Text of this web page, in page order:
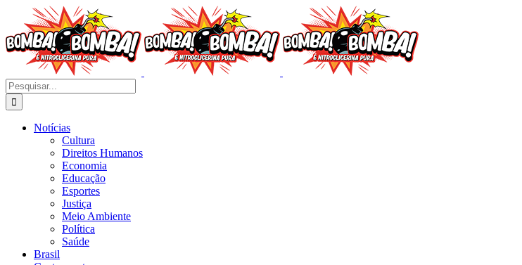
o
conteúdo
Buscar
resultados
para:
Notícias
Cultura
Direitos Humanos
Economia
Educação
Esportes
Justiça
Meio Ambiente
Política
Saúde
Brasil